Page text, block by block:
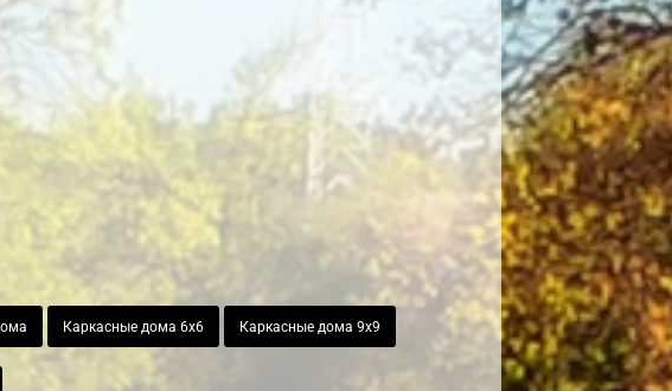
Каркасные дома 6х6 Каркасные дома 9х9